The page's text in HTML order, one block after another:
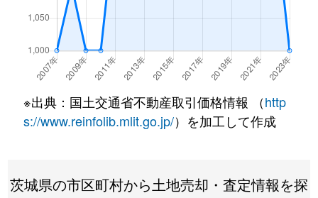
春日
春日
16,000万円
つくば
春日
13,000万円
つくば
要元猿壁
950万円
研究学園
要元中根
1,100万円
つくば
※出典：国土交通省不動産取引価格情報 （http
s://www.reinfolib.mlit.go.jp/）を加工して作成
茨城県の市区町村から土地売却・査定情報を探